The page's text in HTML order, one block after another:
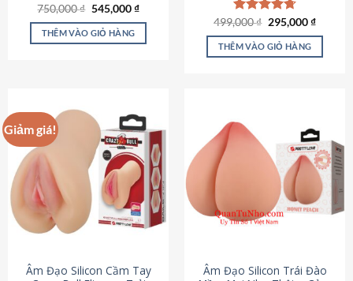
Được xếp
hạng4.70
5 sao
750,000₫ Giá
là:
750,000 ₫.
545,000₫Giá
tại
545,000 ₫.
THÊM VÀO GIỎ HÀNG
Được xếp
hạng4.75
5 sao
499,000₫ Giá
là:
499,000 ₫.
295,000₫Giá
tại
THÊM VÀO GIỎ HÀNG
Giảm giá!
Âm Đạo Silicon Cầm Tay
Âm Đạo Silicon Trái Đào